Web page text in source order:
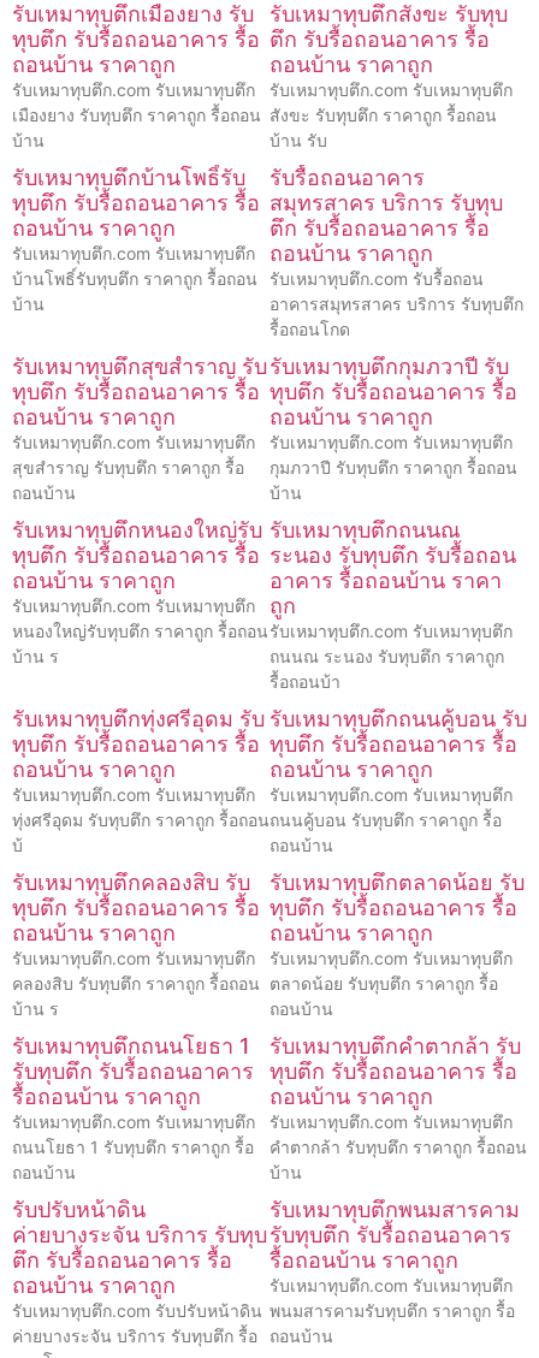
รับเหมาทุบตึกเมืองยาง รับ
ทุบตึก รับรื้อถอนอาคาร รื้อ
ถอนบ้าน ราคาถูก
รับเหมาทุบตึก.com รับเหมาทุบตึก
เมืองยาง รับทุบตึก ราคาถูก รื้อถอน
บ้าน
รับเหมาทุบตึกสังขะ รับทุบ
ตึก รับรื้อถอนอาคาร รื้อ
ถอนบ้าน ราคาถูก
รับเหมาทุบตึก.com รับเหมาทุบตึก
สังขะ รับทุบตึก ราคาถูก รื้อถอน
บ้าน รับ
รับเหมาทุบตึกบ้านโพธิ์รับ
ทุบตึก รับรื้อถอนอาคาร รื้อ
ถอนบ้าน ราคาถูก
รับเหมาทุบตึก.com รับเหมาทุบตึก
บ้านโพธิ์รับทุบตึก ราคาถูก รื้อถอน
บ้าน
รับรื้อถอนอาคาร
สมุทรสาคร บริการ รับทุบ
ตึก รับรื้อถอนอาคาร รื้อ
ถอนบ้าน ราคาถูก
รับเหมาทุบตึก.com รับรื้อถอน
อาคารสมุทรสาคร บริการ รับทุบตึก
รื้อถอนโกด
รับเหมาทุบตึกสุขสำราญ รับ
ทุบตึก รับรื้อถอนอาคาร รื้อ
ถอนบ้าน ราคาถูก
รับเหมาทุบตึก.com รับเหมาทุบตึก
สุขสำราญ รับทุบตึก ราคาถูก รื้อ
ถอนบ้าน
รับเหมาทุบตึกกุมภวาปี รับ
ทุบตึก รับรื้อถอนอาคาร รื้อ
ถอนบ้าน ราคาถูก
รับเหมาทุบตึก.com รับเหมาทุบตึก
กุมภวาปี รับทุบตึก ราคาถูก รื้อถอน
บ้าน
รับเหมาทุบตึกหนองใหญ่รับ
ทุบตึก รับรื้อถอนอาคาร รื้อ
ถอนบ้าน ราคาถูก
รับเหมาทุบตึก.com รับเหมาทุบตึก
หนองใหญ่รับทุบตึก ราคาถูก รื้อถอน
บ้าน ร
รับเหมาทุบตึกถนนณ
ระนอง รับทุบตึก รับรื้อถอน
อาคาร รื้อถอนบ้าน ราคา
ถูก
รับเหมาทุบตึก.com รับเหมาทุบตึก
ถนนณ ระนอง รับทุบตึก ราคาถูก
รื้อถอนบ้า
รับเหมาทุบตึกทุ่งศรีอุดม รับ
ทุบตึก รับรื้อถอนอาคาร รื้อ
ถอนบ้าน ราคาถูก
รับเหมาทุบตึก.com รับเหมาทุบตึก
ทุ่งศรีอุดม รับทุบตึก ราคาถูก รื้อถอน
บ้
รับเหมาทุบตึกถนนคู้บอน รับ
ทุบตึก รับรื้อถอนอาคาร รื้อ
ถอนบ้าน ราคาถูก
รับเหมาทุบตึก.com รับเหมาทุบตึก
ถนนคู้บอน รับทุบตึก ราคาถูก รื้อ
ถอนบ้าน
รับเหมาทุบตึกคลองสิบ รับ
ทุบตึก รับรื้อถอนอาคาร รื้อ
ถอนบ้าน ราคาถูก
รับเหมาทุบตึก.com รับเหมาทุบตึก
คลองสิบ รับทุบตึก ราคาถูก รื้อถอน
บ้าน ร
รับเหมาทุบตึกตลาดน้อย รับ
ทุบตึก รับรื้อถอนอาคาร รื้อ
ถอนบ้าน ราคาถูก
รับเหมาทุบตึก.com รับเหมาทุบตึก
ตลาดน้อย รับทุบตึก ราคาถูก รื้อ
ถอนบ้าน
รับเหมาทุบตึกถนนโยธา 1
รับทุบตึก รับรื้อถอนอาคาร
รื้อถอนบ้าน ราคาถูก
รับเหมาทุบตึก.com รับเหมาทุบตึก
ถนนโยธา 1 รับทุบตึก ราคาถูก รื้อ
ถอนบ้าน
รับเหมาทุบตึกคำตากล้า รับ
ทุบตึก รับรื้อถอนอาคาร รื้อ
ถอนบ้าน ราคาถูก
รับเหมาทุบตึก.com รับเหมาทุบตึก
คำตากล้า รับทุบตึก ราคาถูก รื้อถอน
บ้าน
รับปรับหน้าดิน
ค่ายบางระจัน บริการ รับทุบ
ตึก รับรื้อถอนอาคาร รื้อ
ถอนบ้าน ราคาถูก
รับเหมาทุบตึก.com รับปรับหน้าดิน
ค่ายบางระจัน บริการ รับทุบตึก รื้อ
รับเหมาทุบตึกพนมสารคาม
รับทุบตึก รับรื้อถอนอาคาร
รื้อถอนบ้าน ราคาถูก
รับเหมาทุบตึก.com รับเหมาทุบตึก
พนมสารคามรับทุบตึก ราคาถูก รื้อ
ถอนบ้าน